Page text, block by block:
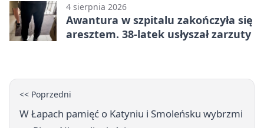
4 sierpnia 2026
Awantura w szpitalu zakończyła się
aresztem. 38-latek usłyszał zarzuty
<< Poprzedni
W Łapach pamięć o Katyniu i Smoleńsku wybrzmi